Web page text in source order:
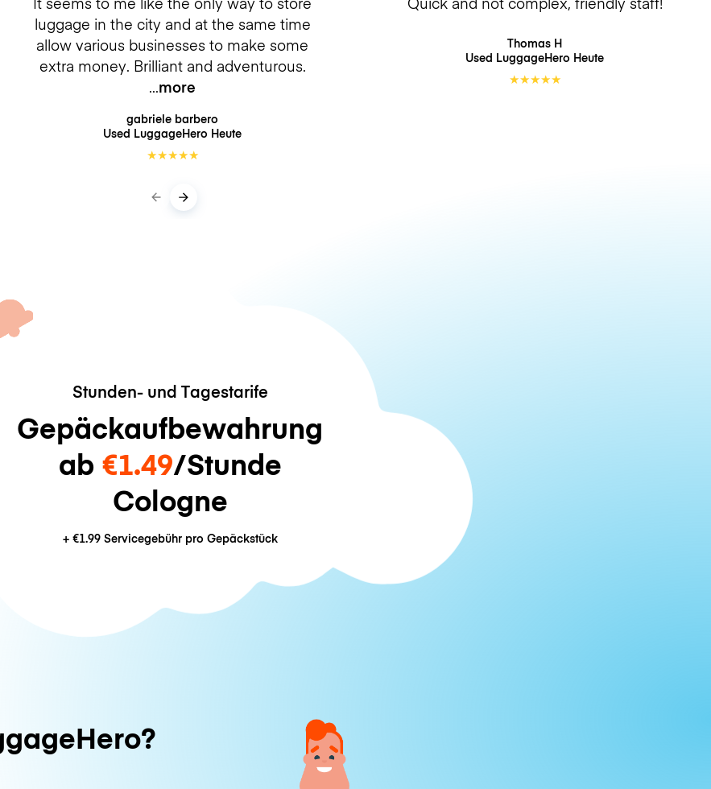
luggage in the city and at the same time
allow various businesses to make some
extra money. Brilliant and adventurous.
more
gabriele barbero
Used LuggageHero Heute
★★★★★
Thomas H
Used LuggageHero Heute
★★★★★
Stunden- und Tagestarife
Gepäckaufbewahrung
ab €1.49/Stunde
Cologne
+ €1.99Servicegebühr pro Gepäckstück